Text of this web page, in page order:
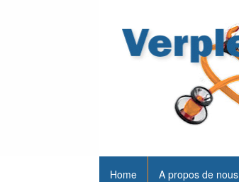
Home A propos de nous